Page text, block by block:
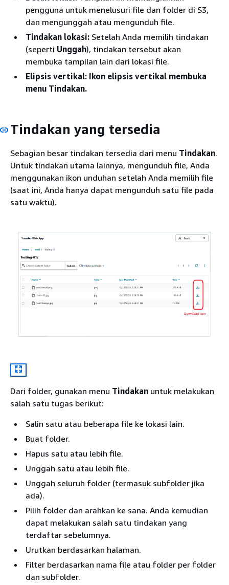
pengguna untuk menelusuri file dan folder di S3,
dan mengunggah atau mengunduh file.
Tindakan lokasi: Setelah Anda memilih tindakan
(seperti Unggah), tindakan tersebut akan
membuka tampilan lain dari lokasi file.
Elipsis vertikal: Ikon elipsis vertikal membuka
menu Tindakan.
Tindakan yang tersedia
Sebagian besar tindakan tersedia dari menu Tindakan.
Untuk tindakan utama lainnya, mengunduh file, Anda
menggunakan ikon unduhan setelah Anda memilih file
(saat ini, Anda hanya dapat mengunduh satu file pada
satu waktu).
Dari folder, gunakan menu Tindakan untuk melakukan
salah satu tugas berikut:
Salin satu atau beberapa file ke lokasi lain.
Buat folder.
Hapus satu atau lebih file.
Unggah satu atau lebih file.
Unggah seluruh folder (termasuk subfolder jika
ada).
Pilih folder dan arahkan ke sana. Anda kemudian
dapat melakukan salah satu tindakan yang
terdaftar sebelumnya.
Urutkan berdasarkan halaman.
Filter berdasarkan nama file atau folder per folder
dan subfolder.